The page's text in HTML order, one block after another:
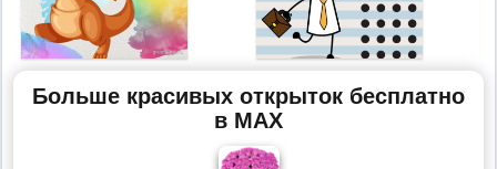
Больше красивых открыток бесплатно
в MAX